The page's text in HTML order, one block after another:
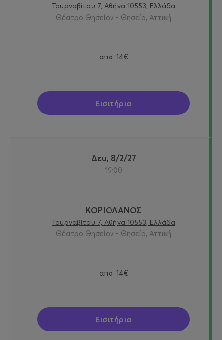
Τουρναβίτου 7, Αθήνα 10553, Ελλάδα
Θέατρο Θησείον - Θησείο, Αττική
από 14€
Εισιτήρια
Δευ, 8/2/27
19:00
ΚΟΡΙΟΛΑΝΟΣ
Τουρναβίτου 7, Αθήνα 10553, Ελλάδα
Θέατρο Θησείον - Θησείο, Αττική
από 14€
Εισιτήρια